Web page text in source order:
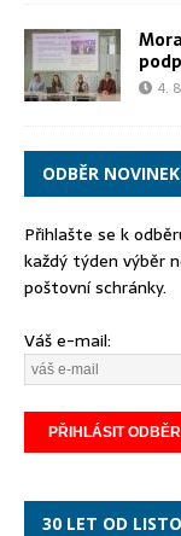
4.
ODBĚR
Přihlašte se k
každý týden výběr
poštovní schránky.
Váš e-mail:
30 LET OD